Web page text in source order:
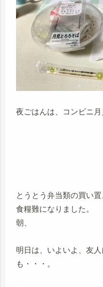
夜ごはんは、コンビニ月
とうとう弁当類の買い置
食糧難になりました。
朝、
明日は、いよいよ、友
も・・・。